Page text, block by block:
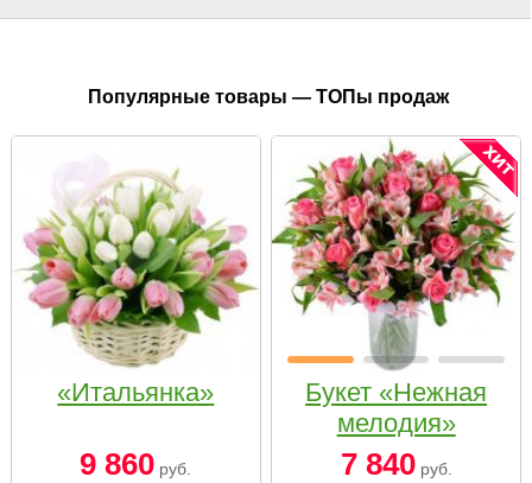
Популярные товары — ТОПы продаж
«Итальянка»
9 860 руб.
Букет «Нежная
мелодия»
7 840руб.